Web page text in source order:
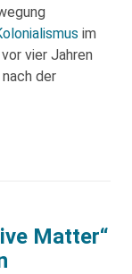
im
vier Jahren
der
Matter“